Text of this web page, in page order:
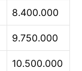
8.400.000
9.750.000
10.500.000